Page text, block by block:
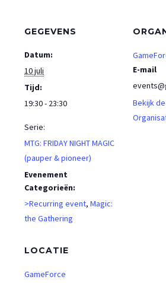
GEGEVENS
Datum:
10 juli
Tijd:
19:30 - 23:30
Serie:
MTG: FRIDAY NIGHT MAGIC
(pauper & pioneer)
Evenement
Categorieën:
>Recurring event, Magic:
the Gathering
LOCATIE
GameForce
E-mail
Bekijk